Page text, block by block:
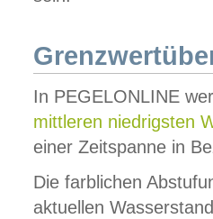
In PEGELONLINE
mittleren niedrigsten
einer Zeitspanne in
Die farblichen
aktuellen